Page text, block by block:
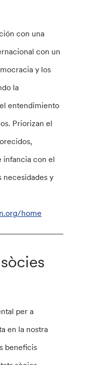
con una
con un
y los
la
entendimiento
Priorizan el
infancia con el
necesidades y
home
per a
en la nostra
beneficis